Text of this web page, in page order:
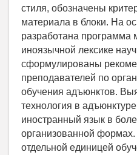
стиля, обозначены
материала в блоки. На
разработана программа
иноязычной лексике
сформулированы
преподавателей по
обучения адъюнктов.
технология в
иностранный язык в
организованной
отдельной единицей